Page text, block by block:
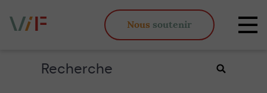
inégaux
Nous soutenir
Rechercher
Valider